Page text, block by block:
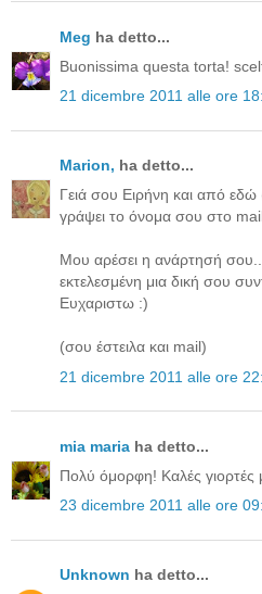
Meg ha detto...
Buonissima questa torta!
21 dicembre 2011 alle ore
Μarion, ha detto...
Γειά σου Ειρήνη και από εδώ
γράψει το όνομα σου στο
Μου αρέσει η ανάρτησή σου..
εκτελεσμένη μια δική σου
Ευχαριστω :)
(σου έστειλα και mail)
21 dicembre 2011 alle ore
mia maria ha detto...
Πολύ όμορφη! Καλές γιορτές
23 dicembre 2011 alle ore
Unknown ha detto...